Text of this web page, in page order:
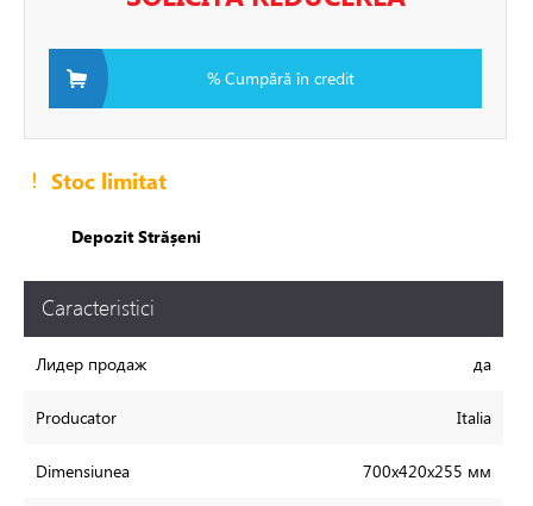
in pardoseala
expansiune
% Cumpără în credit
Stoc limitat
Depozit Strășeni
Caracteristici
Лидер продаж да
Producator Italia
Dimensiunea 700x420x255 мм